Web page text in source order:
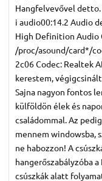
Hangfelvevővel
i audio00:14.2 Audio
High Definition Audio
/proc/asound/card*/
2c06 Codec: Realtek
kerestem,
Sajna nagyon fontos
külföldön élek és
családommal. Az
mennem windowsba,
ne habozzon! A
hangerőszabályzóba
csúszkák alatt